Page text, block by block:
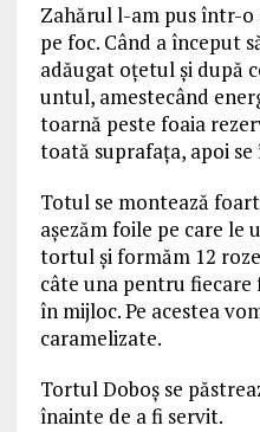
Zahărul l-am pus într-o
pe foc. Când a început
adăugat oțetul și după
untul, amestecând
toarnă peste foaia
toată suprafața, apoi
Totul se montează
așezăm foile pe care le
tortul și formăm 12
câte una pentru fiecare
în mijloc. Pe acestea
caramelizate.
Tortul Doboş se
înainte de a fi servit.